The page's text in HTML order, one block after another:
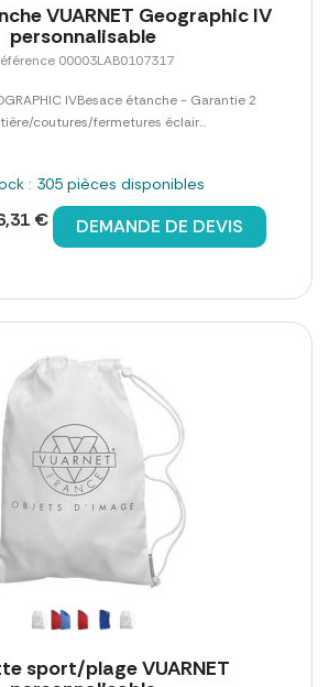
VUARNET Geographic IV
personnalisable
00003LAB0107317
IVBesace étanche - Garantie 2
coutures/fermetures éclair...
: 305 pièces disponibles
€ DEMANDE DE DEVIS
sport/plage VUARNET